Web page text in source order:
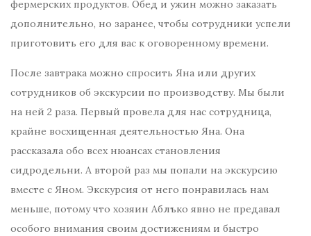
фермерских продуктов. Обед и ужин можно заказать
дополнительно, но заранее, чтобы сотрудники успели
приготовить его для вас к оговоренному времени.
После завтрака можно спросить Яна или других
сотрудников об экскурсии по производству. Мы были
на ней 2 раза. Первый провела для нас сотрудница,
крайне восхищенная деятельностью Яна. Она
рассказала обо всех нюансах становления
сидродельни. А второй раз мы попали на экскурсию
вместе с Яном. Экскурсия от него понравилась нам
меньше, потому что хозяин Аблъко явно не предавал
особого внимания своим достижениям и быстро